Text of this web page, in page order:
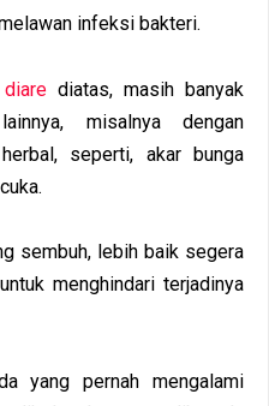
infeksi bakteri.
diatas, masih banyak
misalnya dengan
seperti, akar bunga
sembuh, lebih baik segera
menghindari terjadinya
yang pernah mengalami